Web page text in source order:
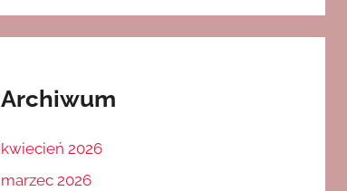
Archiwum
kwiecień 2026
marzec 2026